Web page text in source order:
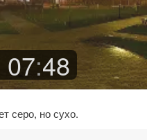
07:48
серо, но сухо.